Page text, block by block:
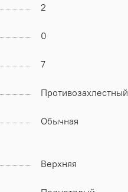
2
0
7
Противозахлестный
Обычная
Верхняя